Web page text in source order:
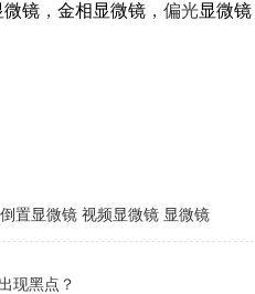
微镜 ， 金相显微镜 ，偏光显微镜
倒置显微镜 视频显微镜 显微镜
现黑点？